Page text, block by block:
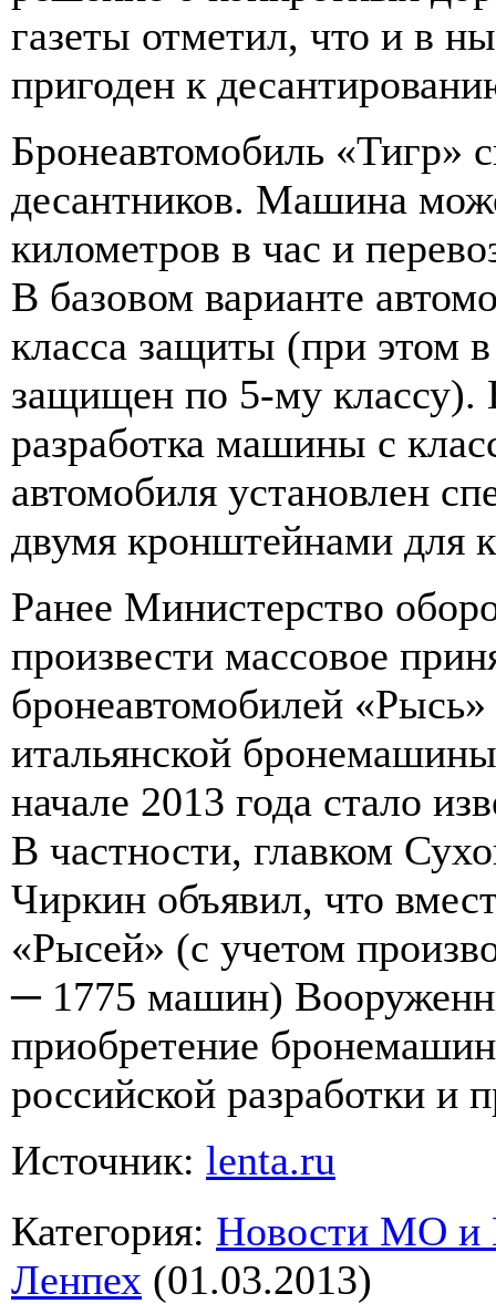
газеты отметил, что и в
пригоден к
Бронеавтомобиль «Тигр»
десантников. Машина
километров в час и
В базовом варианте
класса защиты (при этом
защищен по 5-му классу).
разработка машины с
автомобиля установлен
двумя кронштейнами для
Ранее Министерство
произвести массовое
бронеавтомобилей «Рысь»
итальянской
начале 2013 года стало
В частности, главком
Чиркин объявил, что
«Рысей» (с учетом
─ 1775 машин)
приобретение
российской разработки и
Источник: lenta.ru
Категория: Новости МО
Ленпех (01.03.2013)